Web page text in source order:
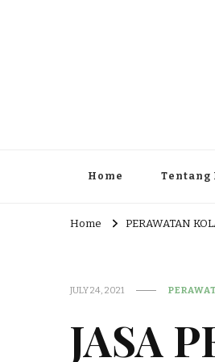
Home Tentang
Home PERAWATAN
JULY 24, 2021
JASA